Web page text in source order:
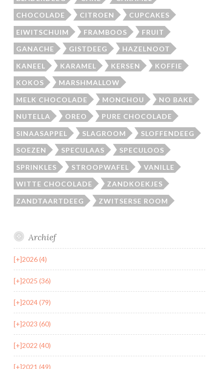
CHOCOLADE CITROEN CUPCAKES
EIWITSCHUIM FRAMBOOS FRUIT
GANACHE GISTDEEG HAZELNOOT
KANEEL KARAMEL KERSEN KOFFIE
KOKOS MARSHMALLOW
MELK CHOCOLADE MONCHOU NO BAKE
NUTELLA OREO PURE CHOCOLADE
SINAASAPPEL SLAGROOM SLOFFENDEEG
SOEZEN SPECULAAS SPECULOOS
SPRINKLES STROOPWAFEL VANILLE
WITTE CHOCOLADE ZANDKOEKJES
ZANDTAARTDEEG ZWITSERSE ROOM
Archief
[+]2026 (4)
[+]2025 (36)
[+]2024 (79)
[+]2023 (60)
[+]2022 (40)
[+]2021 (49)